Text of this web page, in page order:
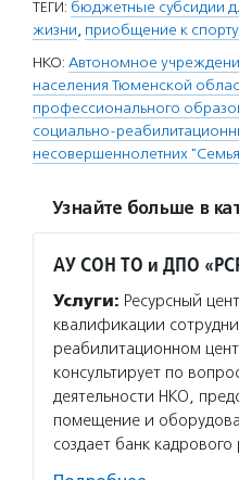
ТЕГИ: бюджетные субсидии
жизни, приобщение к спорту
НКО: Автономное
населения Тюменской
профессионального
социально-
несовершеннолетних
Узнайте больше в
АУ СОН ТО и ДПО
Услуги: Ресурсный
квалификации
реабилитационном
консультирует по
деятельности НКО,
помещение и
создает банк кадрового